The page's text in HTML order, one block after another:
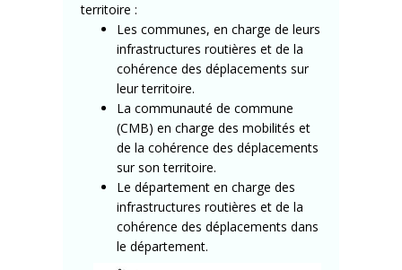
territoire :
Les communes, en charge de leurs
infrastructures routières et de la
cohérence des déplacements sur
leur territoire.
La communauté de commune
(CMB) en charge des mobilités et
de la cohérence des déplacements
sur son territoire.
Le département en charge des
infrastructures routières et de la
cohérence des déplacements dans
le département.